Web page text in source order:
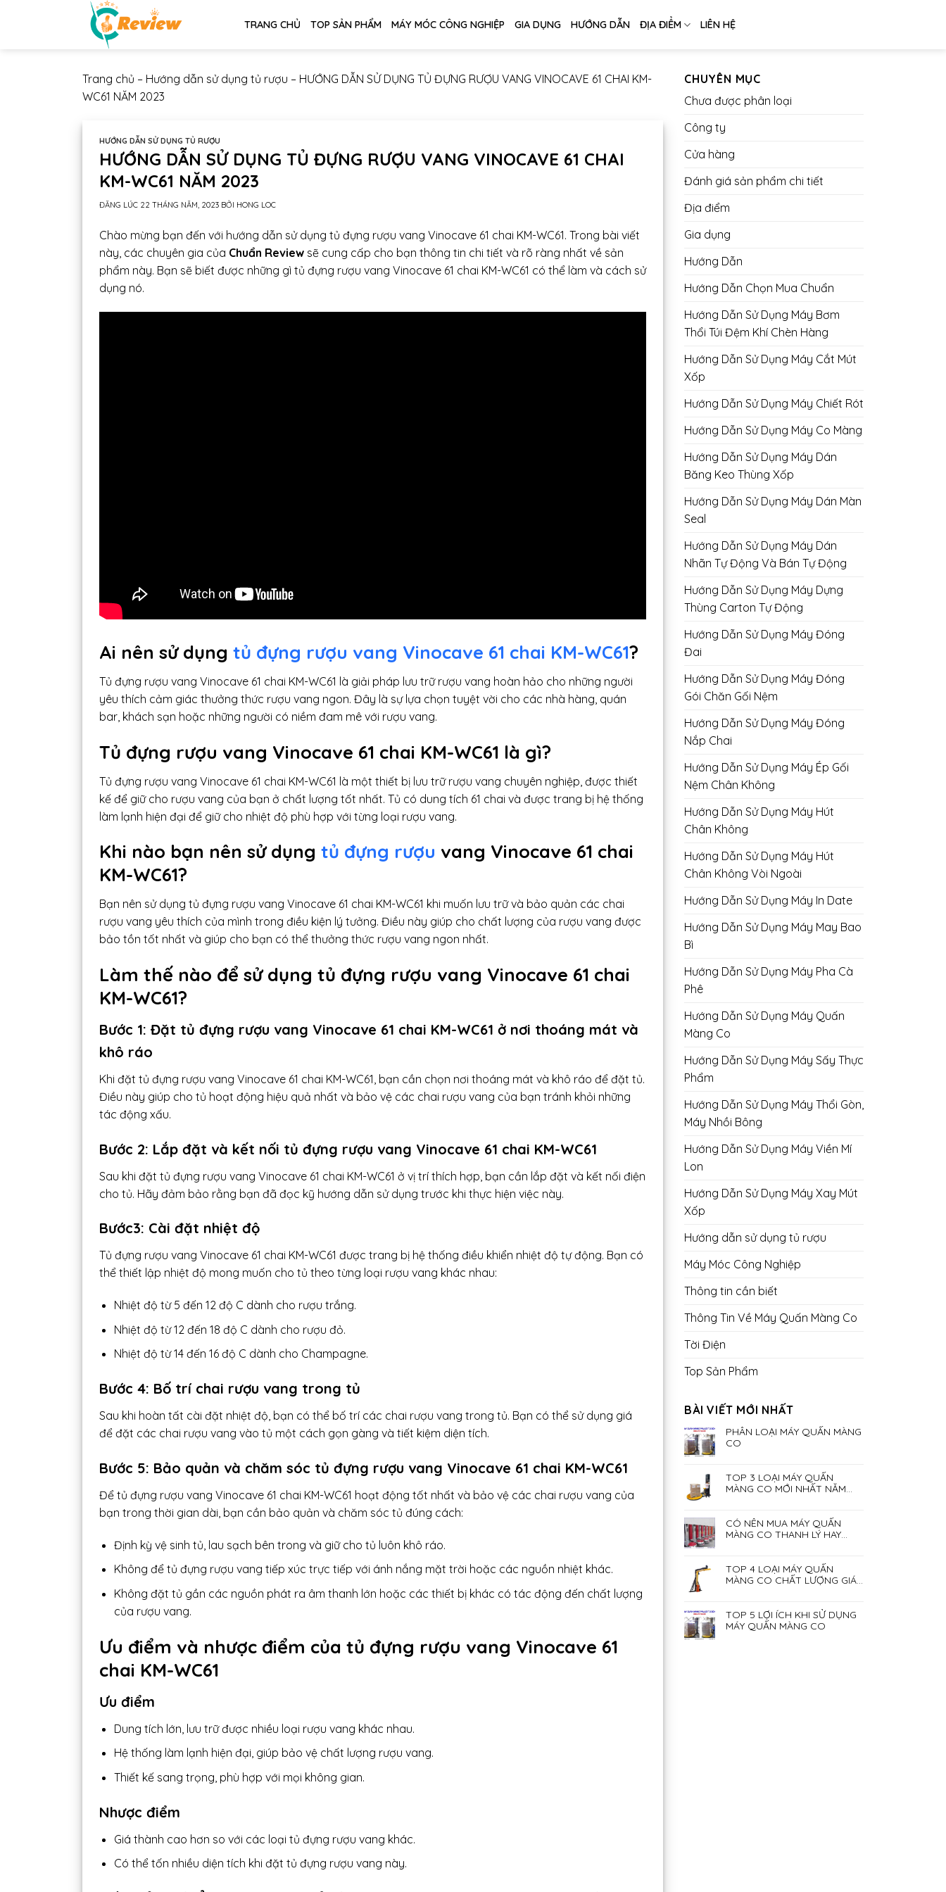
TRANG CHỦ TOP SẢN PHẨM MÁY MÓC CÔNG NGHIỆP GIA DỤNG HƯỚNG DẪN ĐỊA ĐIỂM LIÊN HỆ
Trang chủ – Hướng dẫn sử dụng tủ rượu – HƯỚNG DẪN SỬ DỤNG TỦ ĐỰNG RƯỢU VANG VINOCAVE 61 CHAI KM-
WC61 NĂM 2023
HƯỚNG DẪN SỬ DỤNG TỦ RƯỢU
HƯỚNG DẪN SỬ DỤNG TỦ ĐỰNG RƯỢU VANG VINOCAVE 61 CHAI
KM-WC61 NĂM 2023
ĐĂNG LÚC 22 THÁNG NĂM, 2023 BỞI HONG LOC
Chào mừng bạn đến với hướng dẫn sử dụng tủ đựng rượu vang Vinocave 61 chai KM-WC61. Trong bài viết
này, các chuyên gia của Chuẩn Review sẽ cung cấp cho bạn thông tin chi tiết và rõ ràng nhất về sản
phẩm này. Bạn sẽ biết được những gì tủ đựng rượu vang Vinocave 61 chai KM-WC61 có thể làm và cách sử
dụng nó.
Ai nên sử dụng tủ đựng rượu vang Vinocave 61 chai KM-WC61?
Tủ đựng rượu vang Vinocave 61 chai KM-WC61 là giải pháp lưu trữ rượu vang hoàn hảo cho những người
yêu thích cảm giác thưởng thức rượu vang ngon. Đây là sự lựa chọn tuyệt vời cho các nhà hàng, quán
bar, khách sạn hoặc những người có niềm đam mê với rượu vang.
Tủ đựng rượu vang Vinocave 61 chai KM-WC61 là gì?
Tủ đựng rượu vang Vinocave 61 chai KM-WC61 là một thiết bị lưu trữ rượu vang chuyên nghiệp, được thiết
kế để giữ cho rượu vang của bạn ở chất lượng tốt nhất. Tủ có dung tích 61 chai và được trang bị hệ thống
làm lạnh hiện đại để giữ cho nhiệt độ phù hợp với từng loại rượu vang.
Khi nào bạn nên sử dụng tủ đựng rượu vang Vinocave 61 chai
KM-WC61?
Bạn nên sử dụng tủ đựng rượu vang Vinocave 61 chai KM-WC61 khi muốn lưu trữ và bảo quản các chai
rượu vang yêu thích của mình trong điều kiện lý tưởng. Điều này giúp cho chất lượng của rượu vang được
bảo tồn tốt nhất và giúp cho bạn có thể thưởng thức rượu vang ngon nhất.
Làm thế nào để sử dụng tủ đựng rượu vang Vinocave 61 chai
KM-WC61?
Bước 1: Đặt tủ đựng rượu vang Vinocave 61 chai KM-WC61 ở nơi thoáng mát và
khô ráo
Khi đặt tủ đựng rượu vang Vinocave 61 chai KM-WC61, bạn cần chọn nơi thoáng mát và khô ráo để đặt tủ.
Điều này giúp cho tủ hoạt động hiệu quả nhất và bảo vệ các chai rượu vang của bạn tránh khỏi những
tác động xấu.
Bước 2: Lắp đặt và kết nối tủ đựng rượu vang Vinocave 61 chai KM-WC61
Sau khi đặt tủ đựng rượu vang Vinocave 61 chai KM-WC61 ở vị trí thích hợp, bạn cần lắp đặt và kết nối điện
cho tủ. Hãy đảm bảo rằng bạn đã đọc kỹ hướng dẫn sử dụng trước khi thực hiện việc này.
Bước3: Cài đặt nhiệt độ
Tủ đựng rượu vang Vinocave 61 chai KM-WC61 được trang bị hệ thống điều khiển nhiệt độ tự động. Bạn có
thể thiết lập nhiệt độ mong muốn cho tủ theo từng loại rượu vang khác nhau:
Nhiệt độ từ 5 đến 12 độ C dành cho rượu trắng.
Nhiệt độ từ 12 đến 18 độ C dành cho rượu đỏ.
Nhiệt độ từ 14 đến 16 độ C dành cho Champagne.
Bước 4: Bố trí chai rượu vang trong tủ
Sau khi hoàn tất cài đặt nhiệt độ, bạn có thể bố trí các chai rượu vang trong tủ. Bạn có thể sử dụng giá
để đặt các chai rượu vang vào tủ một cách gọn gàng và tiết kiệm diện tích.
Bước 5: Bảo quản và chăm sóc tủ đựng rượu vang Vinocave 61 chai KM-WC61
Để tủ đựng rượu vang Vinocave 61 chai KM-WC61 hoạt động tốt nhất và bảo vệ các chai rượu vang của
bạn trong thời gian dài, bạn cần bảo quản và chăm sóc tủ đúng cách:
Định kỳ vệ sinh tủ, lau sạch bên trong và giữ cho tủ luôn khô ráo.
Không để tủ đựng rượu vang tiếp xúc trực tiếp với ánh nắng mặt trời hoặc các nguồn nhiệt khác.
Không đặt tủ gần các nguồn phát ra âm thanh lớn hoặc các thiết bị khác có tác động đến chất lượng
của rượu vang.
Ưu điểm và nhược điểm của tủ đựng rượu vang Vinocave 61
chai KM-WC61
Ưu điểm
Dung tích lớn, lưu trữ được nhiều loại rượu vang khác nhau.
Hệ thống làm lạnh hiện đại, giúp bảo vệ chất lượng rượu vang.
Thiết kế sang trọng, phù hợp với mọi không gian.
Nhược điểm
Giá thành cao hơn so với các loại tủ đựng rượu vang khác.
Có thể tốn nhiều diện tích khi đặt tủ đựng rượu vang này.
CHUYÊN MỤC
Chưa được phân loại
Công ty
Cửa hàng
Đánh giá sản phẩm chi tiết
Địa điểm
Gia dụng
Hướng Dẫn
Hướng Dẫn Chọn Mua Chuẩn
Hướng Dẫn Sử Dụng Máy Bơm
Thổi Túi Đệm Khí Chèn Hàng
Hướng Dẫn Sử Dụng Máy Cắt Mút
Xốp
Hướng Dẫn Sử Dụng Máy Chiết Rót
Hướng Dẫn Sử Dụng Máy Co Màng
Hướng Dẫn Sử Dụng Máy Dán
Băng Keo Thùng Xốp
Hướng Dẫn Sử Dụng Máy Dán Màn
Seal
Hướng Dẫn Sử Dụng Máy Dán
Nhãn Tự Động Và Bán Tự Động
Hướng Dẫn Sử Dụng Máy Dựng
Thùng Carton Tự Động
Hướng Dẫn Sử Dụng Máy Đóng
Đai
Hướng Dẫn Sử Dụng Máy Đóng
Gói Chăn Gối Nệm
Hướng Dẫn Sử Dụng Máy Đóng
Nắp Chai
Hướng Dẫn Sử Dụng Máy Ép Gối
Nệm Chân Không
Hướng Dẫn Sử Dụng Máy Hút
Chân Không
Hướng Dẫn Sử Dụng Máy Hút
Chân Không Vòi Ngoài
Hướng Dẫn Sử Dụng Máy In Date
Hướng Dẫn Sử Dụng Máy May Bao
Bì
Hướng Dẫn Sử Dụng Máy Pha Cà
Phê
Hướng Dẫn Sử Dụng Máy Quấn
Màng Co
Hướng Dẫn Sử Dụng Máy Sấy Thực
Phẩm
Hướng Dẫn Sử Dụng Máy Thổi Gòn,
Máy Nhồi Bông
Hướng Dẫn Sử Dụng Máy Viền Mí
Lon
Hướng Dẫn Sử Dụng Máy Xay Mút
Xốp
Hướng dẫn sử dụng tủ rượu
Máy Móc Công Nghiệp
Thông tin cần biết
Thông Tin Về Máy Quấn Màng Co
Tời Điện
Top Sản Phẩm
BÀI VIẾT MỚI NHẤT
PHÂN LOẠI MÁY QUẤN MÀNG
CO
TOP 3 LOẠI MÁY QUẤN
MÀNG CO MỚI NHẤT NĂM
CÓ NÊN MUA MÁY QUẤN
MÀNG CO THANH LÝ HAY
TOP 4 LOẠI MÁY QUẤN
MÀNG CO CHẤT LƯỢNG GIÁ
TOP 5 LỢI ÍCH KHI SỬ DỤNG
MÁY QUẤN MÀNG CO